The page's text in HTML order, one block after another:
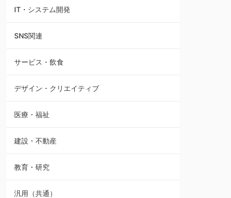
IT・システム開発
SNS関連
サービス・飲食
デザイン・クリエイティブ
医療・福祉
建設・不動産
教育・研究
汎用（共通）